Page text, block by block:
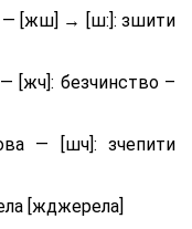
— [жш] → [ш:]: зшити
[жч]: безчинство –
— [шч]: зчепити
[жджерела]